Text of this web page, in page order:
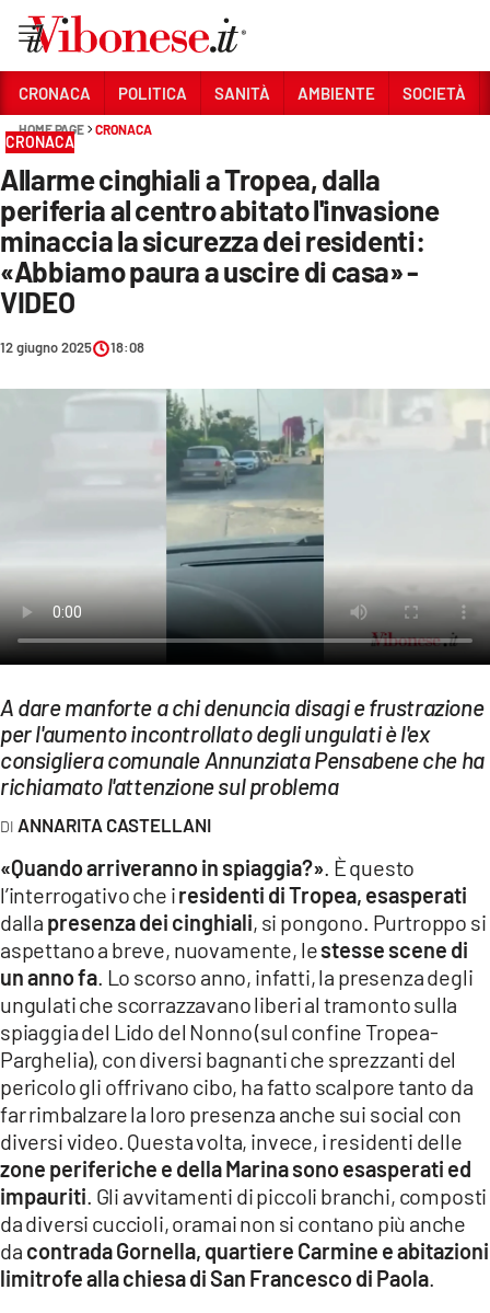
Sezioni
CRONACA
POLITICA
SANITÀ
AMBIENTE
SOCIETÀ
Streaming
LAC NETWORK
LAC ONAIR
Network
LACPLAY.IT
LACTV.IT
LACONAIR.IT
LACITYMAG.IT
ILREGGINO.IT
COSENZACHANNEL.IT
ILVIBONESE.IT
CATANZAROCHANNEL.IT
LACAPITALENEWS.IT
CRONACA POLITICA SANITÀ AMBIENTE SOCIETÀ
HOME PAGE CRONACA
CRONACA
Allarme cinghiali a Tropea, dalla
periferia al centro abitato l'invasione
minaccia la sicurezza dei residenti:
«Abbiamo paura a uscire di casa» -
VIDEO
12 giugno 2025 18:08
A dare manforte a chi denuncia disagi e frustrazione
per l'aumento incontrollato degli ungulati è l'ex
consigliera comunale Annunziata Pensabene che ha
richiamato l'attenzione sul problema
ANNARITA CASTELLANI
«Quando arriveranno in spiaggia?». È questo
l’interrogativo che iresidenti di Tropea, esasperati
dalla presenza dei cinghiali, si pongono. Purtroppo si
aspettano a breve, nuovamente, lestesse scene di
un anno fa. Lo scorso anno, infatti, la presenza degli
ungulati che scorrazzavano liberi al tramonto sulla
spiaggia del Lido del Nonno (sul confine Tropea-
Parghelia), con diversi bagnanti che sprezzanti del
pericolo gli offrivano cibo, ha fatto scalpore tanto da
far rimbalzare la loro presenza anche sui social con
diversi video. Questa volta, invece, i residenti delle
zone periferiche e della Marina sono esasperati ed
impauriti. Gli avvitamenti di piccoli branchi, composti
da diversi cuccioli, oramai non si contano più anche
da contrada Gornella, quartiere Carmine e abitazioni
limitrofe alla chiesa di San Francesco di Paola.